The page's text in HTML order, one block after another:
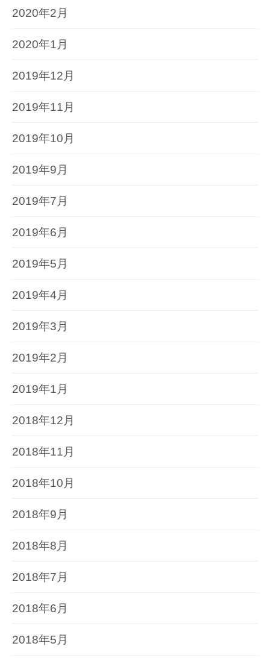
2020年2月
2020年1月
2019年12月
2019年11月
2019年10月
2019年9月
2019年7月
2019年6月
2019年5月
2019年4月
2019年3月
2019年2月
2019年1月
2018年12月
2018年11月
2018年10月
2018年9月
2018年8月
2018年7月
2018年6月
2018年5月